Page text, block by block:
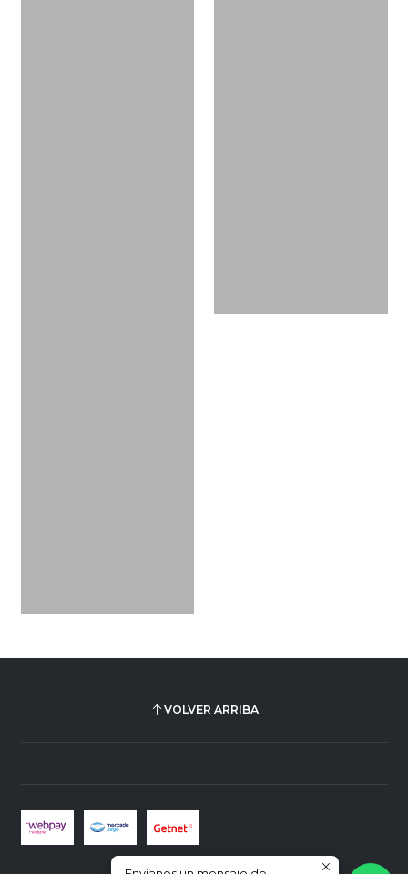
VOLVER ARRIBA